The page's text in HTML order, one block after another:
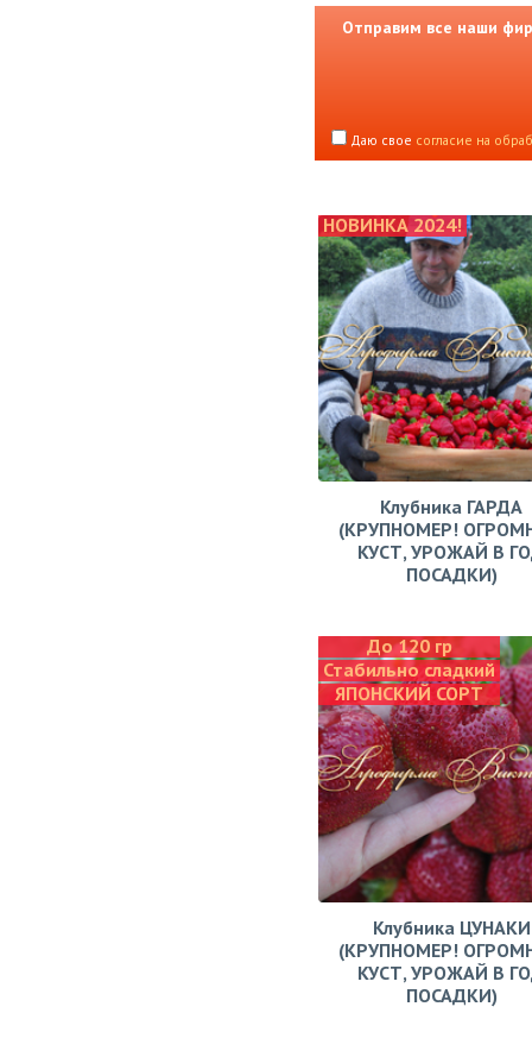
Отправим все наши
Даю свое согласие на
НОВИНКА 2024!
Клубника ГАРДА
(КРУПНОМЕР!
КУСТ, УРОЖАЙ В
ПОСАДКИ)
До 120 гр
Стабильно сладкий
ЯПОНСКИЙ СОРТ
Клубника ЦУНАКИ
(КРУПНОМЕР!
КУСТ, УРОЖАЙ В
ПОСАДКИ)